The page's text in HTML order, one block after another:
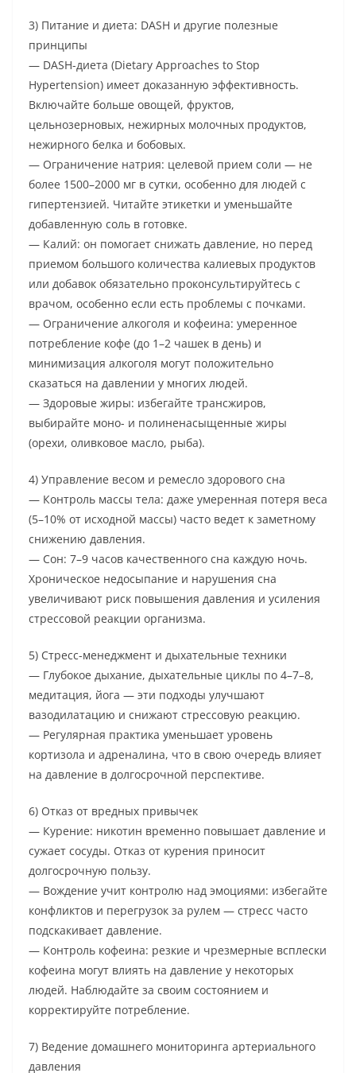
3) Питание и диета: DASH и другие полезные
принципы
— DASH-диета (Dietary Approaches to Stop
Hypertension) имеет доказанную эффективность.
Включайте больше овощей, фруктов,
цельнозерновых, нежирных молочных продуктов,
нежирного белка и бобовых.
— Ограничение натрия: целевой прием соли — не
более 1500–2000 мг в сутки, особенно для людей с
гипертензией. Читайте этикетки и уменьшайте
добавленную соль в готовке.
— Калий: он помогает снижать давление, но перед
приемом большого количества калиевых продуктов
или добавок обязательно проконсультируйтесь с
врачом, особенно если есть проблемы с почками.
— Ограничение алкоголя и кофеина: умеренное
потребление кофе (до 1–2 чашек в день) и
минимизация алкоголя могут положительно
сказаться на давлении у многих людей.
— Здоровые жиры: избегайте трансжиров,
выбирайте моно- и полиненасыщенные жиры
(орехи, оливковое масло, рыба).
4) Управление весом и ремесло здорового сна
— Контроль массы тела: даже умеренная потеря веса
(5–10% от исходной массы) часто ведет к заметному
снижению давления.
— Сон: 7–9 часов качественного сна каждую ночь.
Хроническое недосыпание и нарушения сна
увеличивают риск повышения давления и усиления
стрессовой реакции организма.
5) Стресс-менеджмент и дыхательные техники
— Глубокое дыхание, дыхательные циклы по 4–7–8,
медитация, йога — эти подходы улучшают
вазодилатацию и снижают стрессовую реакцию.
— Регулярная практика уменьшает уровень
кортизола и адреналина, что в свою очередь влияет
на давление в долгосрочной перспективе.
6) Отказ от вредных привычек
— Курение: никотин временно повышает давление и
сужает сосуды. Отказ от курения приносит
долгосрочную пользу.
— Вождение учит контролю над эмоциями: избегайте
конфликтов и перегрузок за рулем — стресс часто
подскакивает давление.
— Контроль кофеина: резкие и чрезмерные всплески
кофеина могут влиять на давление у некоторых
людей. Наблюдайте за своим состоянием и
корректируйте потребление.
7) Ведение домашнего мониторинга артериального
давления